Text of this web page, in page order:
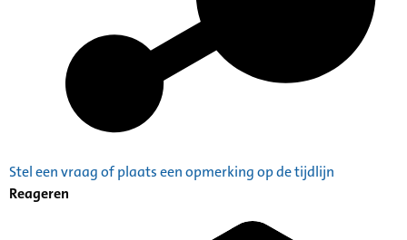
Stel een vraag of plaats een opmerking op de tijdlijn
Reageren